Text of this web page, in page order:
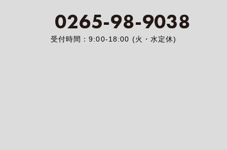
0265-98-9038
受付時間：9:00-18:00 (火・水定休)